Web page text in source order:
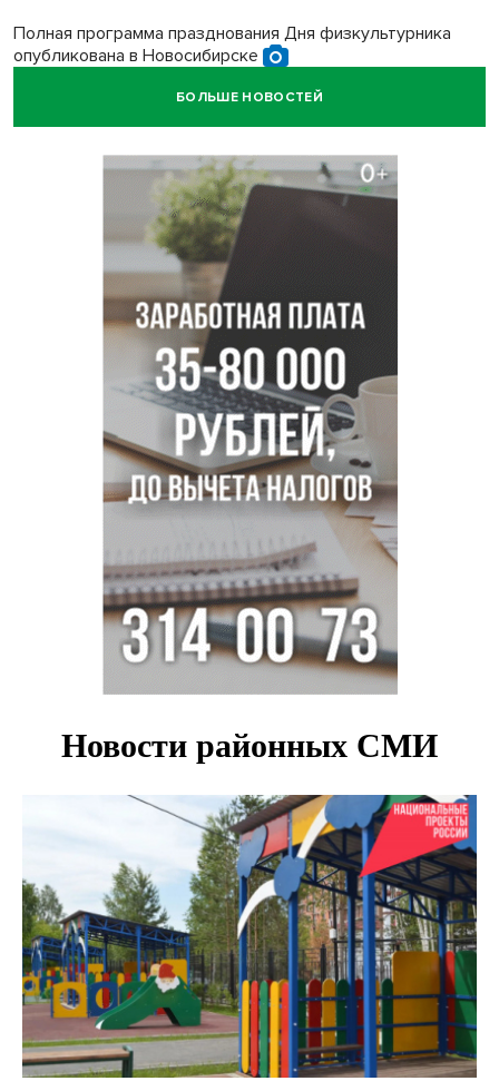
Полная программа празднования Дня физкультурника
опубликована в Новосибирске
Прогноз погоды на 8-9 августа в Новосибирске сделали
Площадки для контроля перегруза начали строить на
въездах в Новосибирск
Дольщики долгостроя на Титова в Новосибирске
получили ключи от квартир
Доля рыночной ипотеки в России превысила 50% по
итогам июля 2026 года
БОЛЬШЕ НОВОСТЕЙ